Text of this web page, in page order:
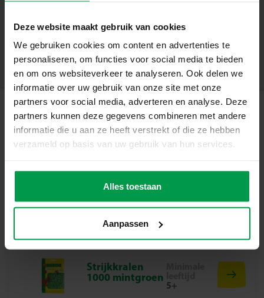
Deze website maakt gebruik van cookies
We gebruiken cookies om content en advertenties te
personaliseren, om functies voor social media te bieden
en om ons websiteverkeer te analyseren. Ook delen we
informatie over uw gebruik van onze site met onze
partners voor social media, adverteren en analyse. Deze
partners kunnen deze gegevens combineren met andere
informatie die u aan ze heeft verstrekt of die ze hebben
verzameld op basis van uw gebruik van hun services.
Alles toestaan
Aanpassen
Wat deze set geweldig maakt
Inclusief 1800 strijkkralen, vierkant legbord en
inspirerende voorbeelden
Maak indrukwekkende 3D-draken
PVC-vrije kralen voor een veilige speelervaring
Geschikt voor kinderen vanaf 5 jaar
Stimuleert creativiteit en fijne motoriek
Laat je verbeelding stralen
Met deze set maken kinderen hun eigen draken. Het
vierkante legbord en de kleurrijke kralen bieden
creativiteit te ontwikkelen en urenlang plezier te beleven.
1800 strijkkralen
1 vierkant strijkkralen legbord
Drukwerk met inspirerende voorbeelden
Waarom kiezen voor SES Creative
Productnummer|
06208
Deel dit product
Gerelateerde producten
Strijkkralen
donkerbruin
Minimale
Strijkkralen
1000 mintgroen
5+